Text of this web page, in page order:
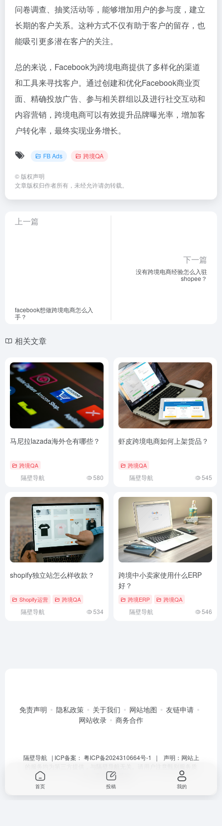
问卷调查、抽奖活动等，能够增加用户的参与度，建立
长期的客户关系。这种方式不仅有助于客户的留存，也
能吸引更多潜在客户的关注。
总的来说，Facebook为跨境电商提供了多样化的渠道
和工具来寻找客户。通过创建和优化Facebook商业页
面、精确投放广告、参与相关群组以及进行社交互动和
内容营销，跨境电商可以有效提升品牌曝光率，增加客
户转化率，最终实现业务增长。
FB Ads 跨境QA
© 版权声明
文章版权归作者所有，未经允许请勿转载。
上一篇
facebook想做跨境电商怎么入
手？
下一篇
没有跨境电商经验怎么入驻
shopee？
相关文章
马尼拉lazada海外仓有哪些？
跨境QA
隔壁导航 580
虾皮跨境电商如何上架货品？
跨境QA
隔壁导航 545
shopify独立站怎么样收款？
Shopify运营 跨境QA
隔壁导航 534
跨境中小卖家使用什么ERP
好？
跨境ERP 跨境QA
隔壁导航 546
免责声明 隐私政策 关于我们 网站地图
友链申请
网站收录
商务合作
隔壁导航| ICP备案： 粤ICP备2024310664号-1 | 声明：网站上
量，避免上当受骗。
首页 投稿 我的